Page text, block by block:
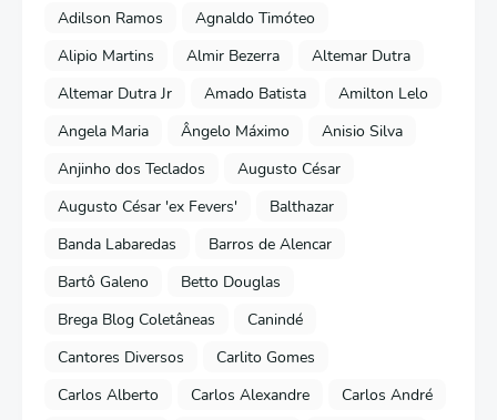
Adilson Ramos
Agnaldo Timóteo
Alipio Martins
Almir Bezerra
Altemar Dutra
Altemar Dutra Jr
Amado Batista
Amilton Lelo
Angela Maria
Ângelo Máximo
Anisio Silva
Anjinho dos Teclados
Augusto César
Augusto César 'ex Fevers'
Balthazar
Banda Labaredas
Barros de Alencar
Bartô Galeno
Betto Douglas
Brega Blog Coletâneas
Canindé
Cantores Diversos
Carlito Gomes
Carlos Alberto
Carlos Alexandre
Carlos André